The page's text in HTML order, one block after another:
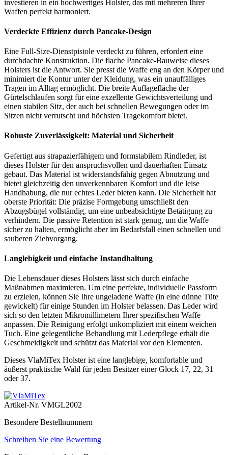
investieren in ein hochwertiges Holster, das mit mehreren Ihrer
Waffen perfekt harmoniert.
Verdeckte Effizienz durch Pancake-Design
Eine Full-Size-Dienstpistole verdeckt zu führen, erfordert eine
durchdachte Konstruktion. Die flache Pancake-Bauweise dieses
Holsters ist die Antwort. Sie presst die Waffe eng an den Körper und
minimiert die Kontur unter der Kleidung, was ein unauffälliges
Tragen im Alltag ermöglicht. Die breite Auflagefläche der
Gürtelschlaufen sorgt für eine exzellente Gewichtsverteilung und
einen stabilen Sitz, der auch bei schnellen Bewegungen oder im
Sitzen nicht verrutscht und höchsten Tragekomfort bietet.
Robuste Zuverlässigkeit: Material und Sicherheit
Gefertigt aus strapazierfähigem und formstabilem Rindleder, ist
dieses Holster für den anspruchsvollen und dauerhaften Einsatz
gebaut. Das Material ist widerstandsfähig gegen Abnutzung und
bietet gleichzeitig den unverkennbaren Komfort und die leise
Handhabung, die nur echtes Leder bieten kann. Die Sicherheit hat
oberste Priorität: Die präzise Formgebung umschließt den
Abzugsbügel vollständig, um eine unbeabsichtigte Betätigung zu
verhindern. Die passive Retention ist stark genug, um die Waffe
sicher zu halten, ermöglicht aber im Bedarfsfall einen schnellen und
sauberen Ziehvorgang.
Langlebigkeit und einfache Instandhaltung
Die Lebensdauer dieses Holsters lässt sich durch einfache
Maßnahmen maximieren. Um eine perfekte, individuelle Passform
zu erzielen, können Sie Ihre ungeladene Waffe (in eine dünne Tüte
gewickelt) für einige Stunden im Holster belassen. Das Leder wird
sich so den letzten Mikromillimetern Ihrer spezifischen Waffe
anpassen. Die Reinigung erfolgt unkompliziert mit einem weichen
Tuch. Eine gelegentliche Behandlung mit Lederpflege erhält die
Geschmeidigkeit und schützt das Material vor den Elementen.
Dieses VlaMiTex Holster ist eine langlebige, komfortable und
äußerst praktische Wahl für jeden Besitzer einer Glock 17, 22, 31
oder 37.
Artikel-Nr. VMGL2002
Besondere Bestellnummern
Schreiben Sie eine Bewertung